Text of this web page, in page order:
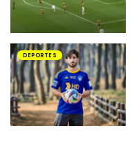
DEPORTES